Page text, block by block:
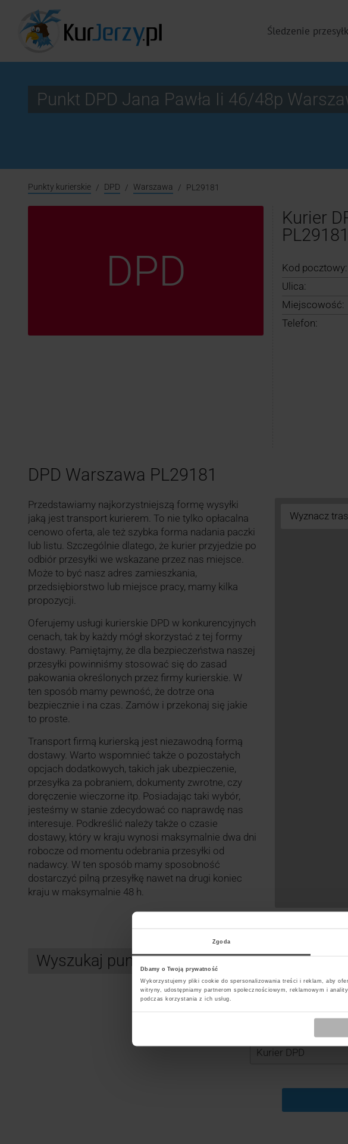
Zgoda
Dbamy o Twoją prywatność
Wykorzystujemy pliki cookie do spersonalizowania treści i reklam, aby
witryny, udostępniamy partnerom społecznościowym, reklamowym i
podczas korzystania z ich usług.
Śledzenie
Punkt DPD Jana Pawła Ii 46/48p
Punkty kurierskie DPD Warszawa PL29181
DPD
Kurier
PL29181
Kod pocztowy:
Ulica:
Miejscowość:
Telefon:
DPD Warszawa PL29181
Przedstawiamy najkorzystniejszą formę wysyłki
jaką jest transport kurierem. To nie tylko opłacalna
cenowo oferta, ale też szybka forma nadania paczki
lub listu. Szczególnie dlatego, że kurier przyjedzie po
odbiór przesyłki we wskazane przez nas miejsce.
Może to być nasz adres zamieszkania,
przedsiębiorstwo lub miejsce pracy, mamy kilka
propozycji.
Oferujemy usługi kurierskie DPD w konkurencyjnych
cenach, tak by każdy mógł skorzystać z tej formy
dostawy. Pamiętajmy, że dla bezpieczeństwa naszej
przesyłki powinniśmy stosować się do zasad
pakowania określonych przez firmy kurierskie. W
ten sposób mamy pewność, że dotrze ona
bezpiecznie i na czas. Zamów i przekonaj się jakie
to proste.
Transport firmą kurierską jest niezawodną formą
dostawy. Warto wspomnieć także o pozostałych
opcjach dodatkowych, takich jak ubezpieczenie,
przesyłka za pobraniem, dokumenty zwrotne, czy
doręczenie wieczorne itp. Posiadając taki wybór,
jesteśmy w stanie zdecydować co naprawdę nas
interesuje. Podkreślić należy także o czasie
dostawy, który w kraju wynosi maksymalnie dwa dni
robocze od momentu odebrania przesyłki od
nadawcy. W ten sposób mamy sposobność
dostarczyć pilną przesyłkę nawet na drugi koniec
kraju w maksymalnie 48 h.
Wyznacz
Wyszukaj punkt kurierski DPD